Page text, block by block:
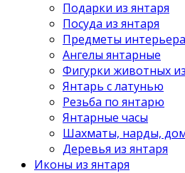
Подарки из янтаря
Посуда из янтаря
Предметы
Ангелы янтарные
Фигурки животных
Янтарь с латунью
Резьба по янтарю
Янтарные часы
Шахматы, нарды,
Деревья из янтаря
Иконы из янтаря